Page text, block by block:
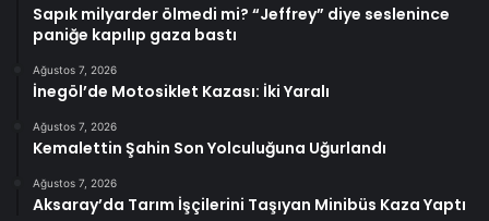
Sapık milyarder ölmedi mi? “Jeffrey” diye seslenince
paniğe kapılıp gaza bastı
Ağustos 7, 2026
İnegöl’de Motosiklet Kazası: İki Yaralı
Ağustos 7, 2026
Kemalettin Şahin Son Yolculuğuna Uğurlandı
Ağustos 7, 2026
Aksaray’da Tarım İşçilerini Taşıyan Minibüs Kaza Yaptı